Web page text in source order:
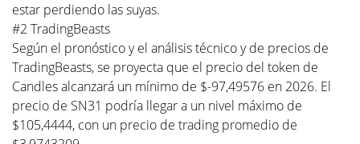
estar perdiendo las suyas.
#2 TradingBeasts
Según el pronóstico y el análisis técnico y de precios de
TradingBeasts, se proyecta que el precio del token de
Candles alcanzará un mínimo de $-97,49576 en 2026. El
precio de SN31 podría llegar a un nivel máximo de
$105,4444, con un precio de trading promedio de